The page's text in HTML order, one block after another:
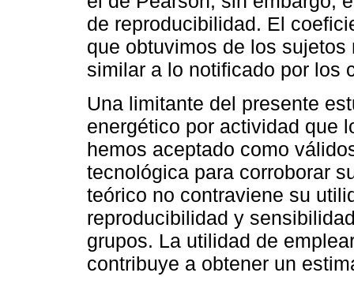
de reproducibilidad. El
que obtuvimos de los sujetos
similar a lo notificado por los
Una limitante del presente
energético por actividad que
hemos aceptado como
tecnológica para corroborar
teórico no contraviene su
reproducibilidad y
grupos. La utilidad de
contribuye a obtener un